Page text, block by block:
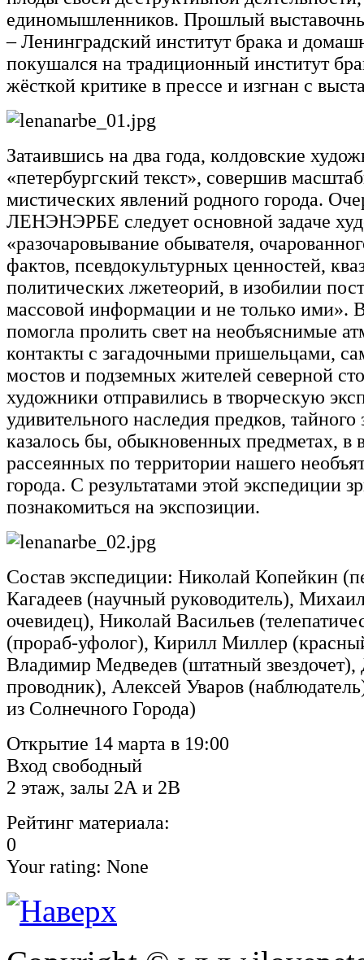
единомышленников. Прошлый
– Ленинградский институт брака и
покушался на традиционный институт
жёсткой критике в прессе и изгнан с
Затаившись на два года, колдовские
«петербургский текст», совершив
мистических явлений родного города.
ЛЕНЭНЭРБЕ следует основной задаче
«разочаровывание обывателя,
фактов, псевдокультурных ценностей,
политических лжетеорий, в изобилии
массовой информации и не только ими».
помогла пролить свет на необъяснимые
контакты с загадочными пришельцами,
мостов и подземных жителей северной
художники отправились в творческую
удивительного наследия предков,
казалось бы, обыкновенных предметах, в
рассеянных по территории нашего
города. С результатами этой экспедиции
познакомиться на экспозиции.
Состав экспедиции: Николай Копейкин
Кагадеев (научный руководитель),
очевидец), Николай Васильев
(прораб-уфолог), Кирилл Миллер
Владимир Медведев (штатный
проводник), Алексей Уваров
из Солнечного Города)
Открытие 14 марта в 19:00
Вход свободный
2 этаж, залы 2А и 2В
Рейтинг материала:
0
Your rating: None